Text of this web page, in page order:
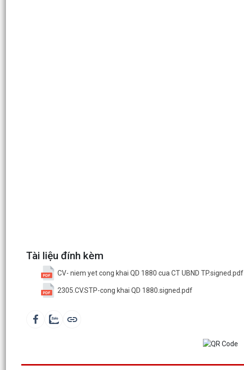
Tài liệu đính kèm
CV- niem yet cong khai QD 1880 cua CT UBND TP.signed.pdf
2305.CV.STP-cong khai QD 1880.signed.pdf